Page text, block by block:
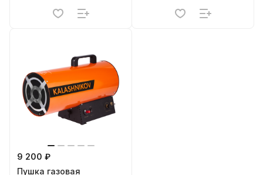
9 200 ₽
Пушка газовая